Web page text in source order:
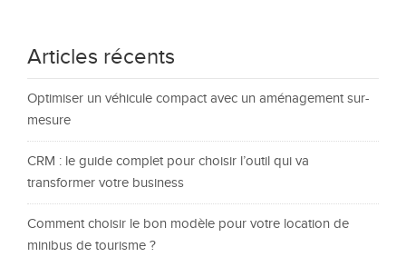
Articles récents
Optimiser un véhicule compact avec un aménagement sur-
mesure
CRM : le guide complet pour choisir l’outil qui va
transformer votre business
Comment choisir le bon modèle pour votre location de
minibus de tourisme ?